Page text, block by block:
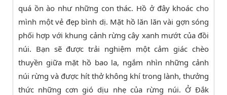
quá ồn ào như những con thác. Hồ ở đây khoác cho
mình một vẻ đẹp bình dị. Mặt hồ lăn lăn vài gợn sóng
phối hợp với khung cảnh rừng cây xanh mướt của đồi
núi. Bạn sẽ được trải nghiệm một cảm giác chèo
thuyền giữa mặt hồ bao la, ngắm nhìn những cảnh
núi rừng và được hít thở không khí trong lành, thưởng
thức những cơn gió dịu nhẹ của rừng núi. Ở Đắk